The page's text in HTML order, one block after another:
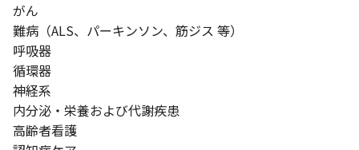
がん
難病（ALS、パーキンソン、筋ジス 等）
呼吸器
循環器
神経系
内分泌・栄養および代謝疾患
高齢者看護